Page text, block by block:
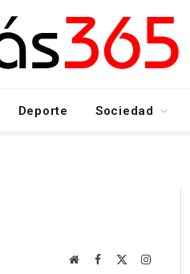
Deporte Sociedad
WebsiteFacebook Instagram